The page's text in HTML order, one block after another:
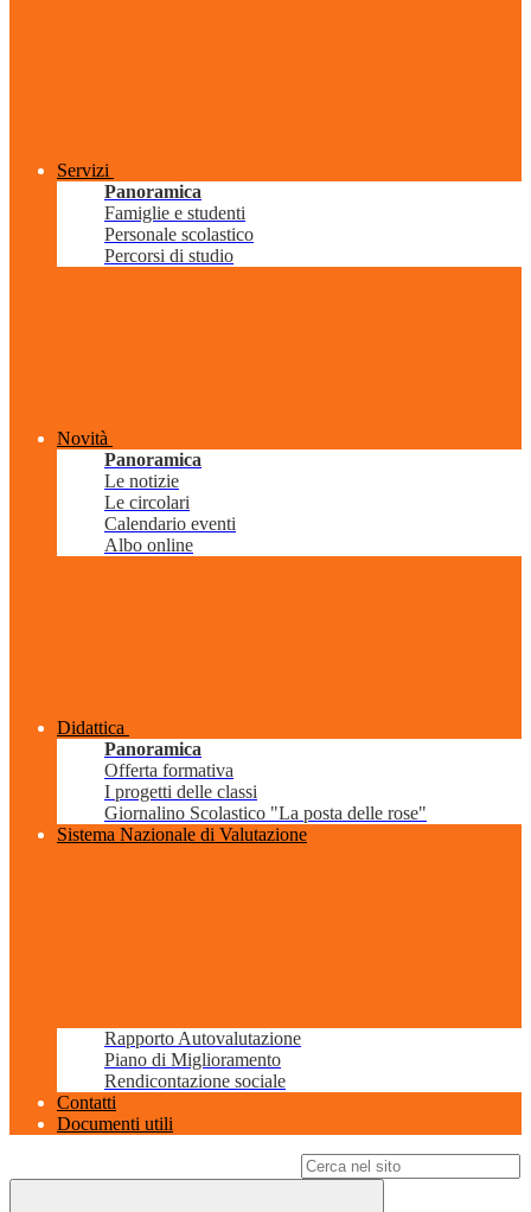
Servizi
Panoramica
Famiglie e studenti
Personale scolastico
Percorsi di studio
Novità
Panoramica
Le notizie
Le circolari
Calendario eventi
Albo online
Didattica
Panoramica
Offerta formativa
I progetti delle classi
Giornalino Scolastico "La posta delle rose"
Sistema Nazionale di Valutazione
Rapporto Autovalutazione
Piano di Miglioramento
Rendicontazione sociale
Contatti
Documenti utili